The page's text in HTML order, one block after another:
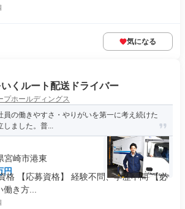
気になる
くルート配送ドライバー
プホールディングス
員の働きやすさ・やりがいを第一に考え続けた
しました。普...
宮崎市港東
円
格 【応募資格】 経験不問、学歴不問 【必
き方...